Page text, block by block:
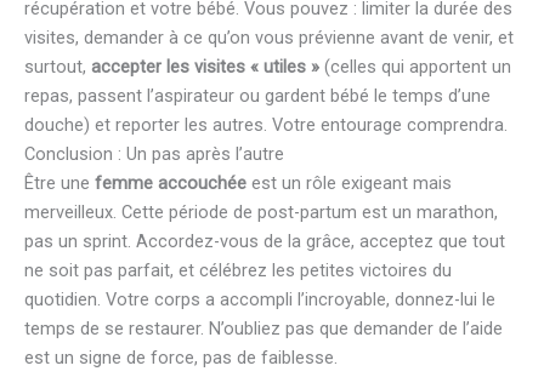
récupération et votre bébé. Vous pouvez : limiter la durée des
visites, demander à ce qu’on vous prévienne avant de venir, et
surtout, accepter les visites « utiles » (celles qui apportent un
repas, passent l’aspirateur ou gardent bébé le temps d’une
douche) et reporter les autres. Votre entourage comprendra.
Conclusion : Un pas après l’autre
Être une femme accouchée est un rôle exigeant mais
merveilleux. Cette période de post-partum est un marathon,
pas un sprint. Accordez-vous de la grâce, acceptez que tout
ne soit pas parfait, et célébrez les petites victoires du
quotidien. Votre corps a accompli l’incroyable, donnez-lui le
temps de se restaurer. N’oubliez pas que demander de l’aide
est un signe de force, pas de faiblesse.